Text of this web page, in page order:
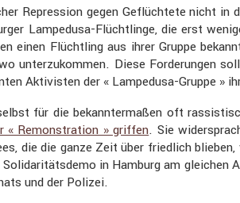
Repres­sion gegen Geflüch­tete nicht
Lampe­dusa-Flücht­linge, die erst
einen Flücht­ling aus ihrer Gruppe
unter­zu­kommen. Diese Forde­rungen
Aktivisten der « Lampe­dusa-Gruppe
für die bekann­ter­maßen oft
« Remons­tra­tion » griffen. Sie
die die ganze Zeit über fried­lich
in Hamburg am gleichen
und der Polizei.